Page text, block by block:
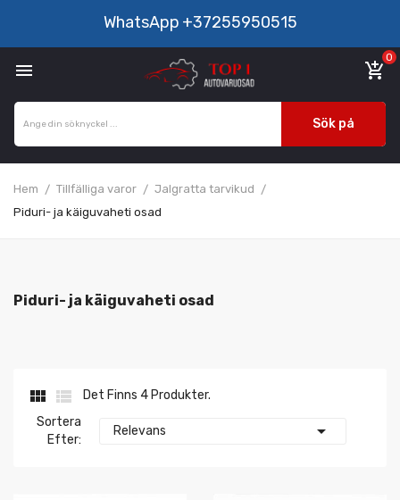
WhatsApp +37255950515
 add_shopping_cart
0
Sök på
Hem Tillfälliga varor
Jalgratta tarvikud
Piduri- ja käiguvaheti osad
Piduri- ja käiguvaheti osad
 
Det Finns 4 Produkter.
Sortera
Efter:
Relevans 